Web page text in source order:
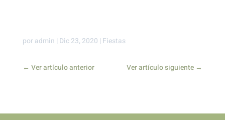
poradmin | Dic 23, 2020 | Fiestas
← Ver artículo anterior Ver artículo siguiente →